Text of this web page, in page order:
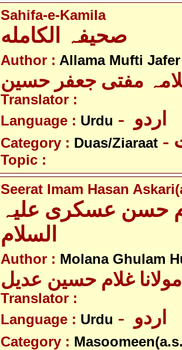
Sahifa-e-Kamila
صحیفہ الکامله
Author : Allama Mufti
مفتی جعفر حسین
Translator :
Language : Urdu
Category : Duas/Ziaraat
Topic :
Seerat Imam Hasan
حسن عسکری علیہ
Author : Molana Ghulam
مولانا غلام حسین عدیل
Translator :
Language : Urdu
Category :